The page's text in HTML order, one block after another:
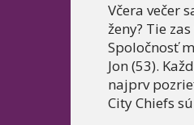
Včera večer
ženy? Tie
Spoločnosť
Jon (53).
najprv
City Chiefs